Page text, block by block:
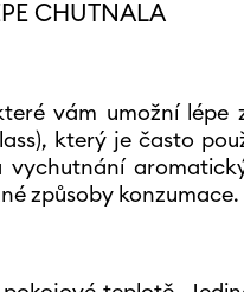
CHUTNALA
vám umožní
který je často
způsoby konzumace.